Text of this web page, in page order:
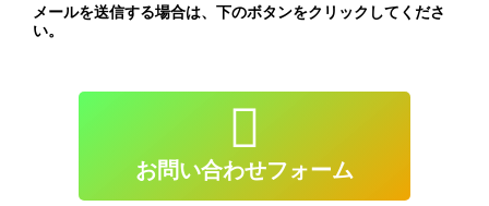
メールを送信する場合は、下のボタンをクリックしてくださ
い。
お問い合わせフォーム
クリックしてメール
を送信
atendimento@live-lessons.jp